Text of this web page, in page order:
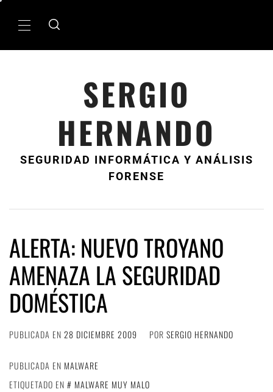
MenÃº
SERGIO
HERNANDO
SEGURIDAD INFORMÁTICA Y ANÁLISIS
FORENSE
ALERTA: NUEVO TROYANO
AMENAZA LA SEGURIDAD
DOMÉSTICA
PUBLICADA EN 28 DICIEMBRE 2009 POR SERGIO HERNANDO
PUBLICADA EN MALWARE
ETIQUETADO EN
MALWARE MUY MALO